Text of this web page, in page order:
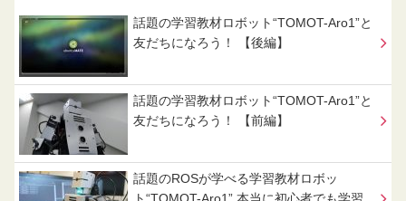
話題の学習教材ロボット“TOMOT-Aro1”と
友だちになろう！ 【後編】
話題の学習教材ロボット“TOMOT-Aro1”と
友だちになろう！ 【前編】
話題のROSが学べる学習教材ロボッ
ト“TOMOT-Aro1” 本当に初心者でも学習